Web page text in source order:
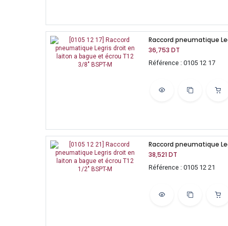
36,753 DT
Référence : 0105 12 17
38,521DT
Référence : 0105 12 21